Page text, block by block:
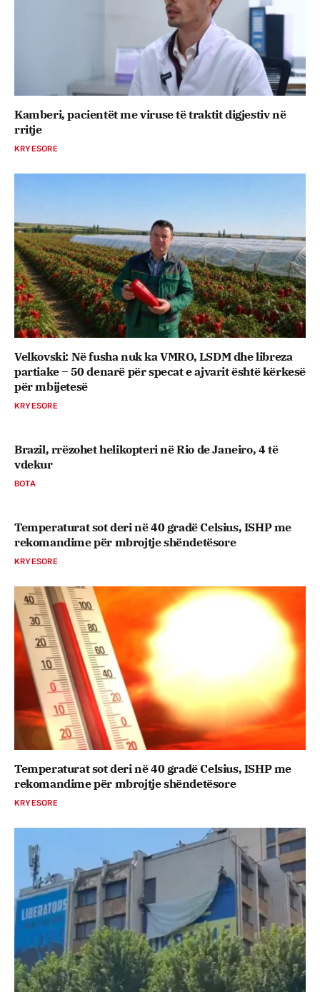
Kamberi, pacientët me viruse të traktit digjestiv në
rritje
KRYESORE
Velkovski: Në fusha nuk ka VMRO, LSDM dhe libreza
partiake – 50 denarë për specat e ajvarit është kërkesë
për mbijetesë
KRYESORE
Brazil, rrëzohet helikopteri në Rio de Janeiro, 4 të
vdekur
BOTA
Temperaturat sot deri në 40 gradë Celsius, ISHP me
rekomandime për mbrojtje shëndetësore
KRYESORE
Temperaturat sot deri në 40 gradë Celsius, ISHP me
rekomandime për mbrojtje shëndetësore
KRYESORE